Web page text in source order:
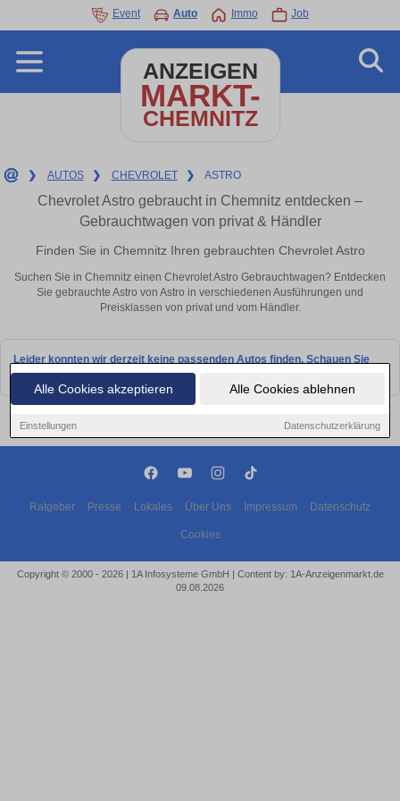
Alle Cookies akzeptieren Alle Cookies ablehnen
Einstellungen Datenschutzerklärung
Event Auto Immo Job
ANZEIGEN
MARKT-
CHEMNITZ
❯ AUTOS ❯ CHEVROLET ❯ ASTRO
Chevrolet Astro gebraucht in Chemnitz entdecken –
Gebrauchtwagen von privat & Händler
Finden Sie in Chemnitz Ihren gebrauchten Chevrolet Astro
Suchen Sie in Chemnitz einen Chevrolet Astro Gebrauchtwagen? Entdecken
Sie gebrauchte Astro von Astro in verschiedenen Ausführungen und
Preisklassen von privat und vom Händler.
Leider konnten wir derzeit keine passenden Autos finden. Schauen Sie
bald wieder vorbei!
Ratgeber Presse Lokales Über Uns Impressum Datenschutz
Cookies
Copyright © 2000 - 2026 | 1A Infosysteme GmbH | Content by: 1A-Anzeigenmarkt.de
09.08.2026